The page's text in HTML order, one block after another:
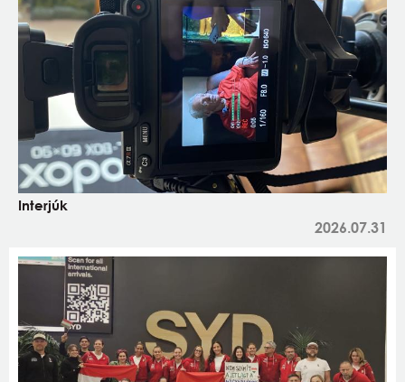
Interjúk
2026.07.31